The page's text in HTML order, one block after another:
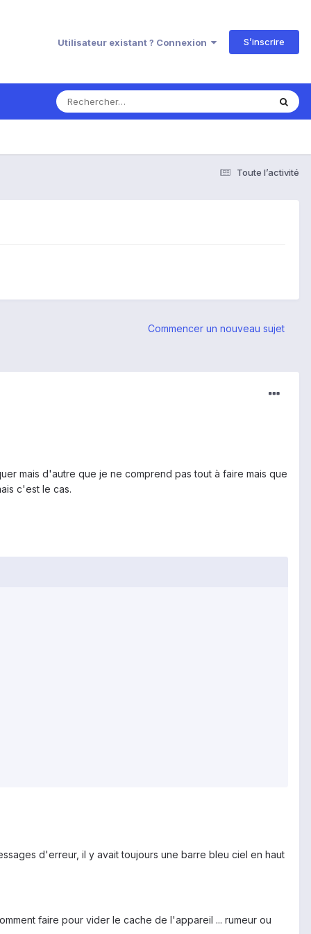
Utilisateur existant ? Connexion S’inscrire
Toute l’activité
Commencer un nouveau sujet
mais d'autre que je ne comprend pas tout à faire mais que
c'est le cas.
d'erreur, il y avait toujours une barre bleu ciel en haut
faire pour vider le cache de l'appareil ... rumeur ou